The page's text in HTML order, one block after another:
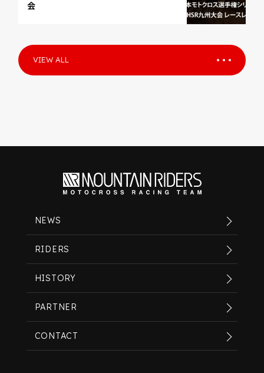
会
VIEW ALL
NEWS
RIDERS
HISTORY
PARTNER
CONTACT